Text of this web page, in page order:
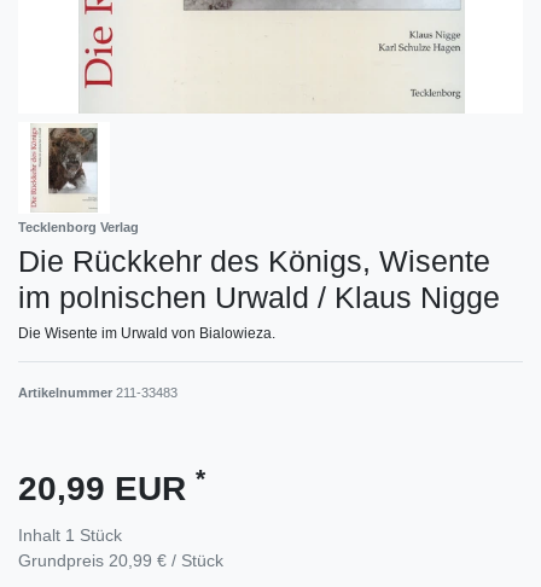
Tecklenborg Verlag
Die Rückkehr des Königs, Wisente
im polnischen Urwald / Klaus Nigge
Die Wisente im Urwald von Bialowieza.
Artikelnummer 211-33483
20,99 EUR *
Inhalt 1 Stück
Grundpreis 20,99 € / Stück